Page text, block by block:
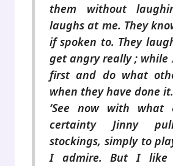
them without
laughs at me. They
if spoken to. They
get angry really ; while
first and do what
when they have done it.
‘See now with what
certainty Jinny
stockings, simply to
I admire. But I like